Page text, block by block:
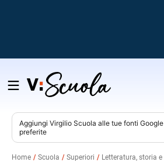
Salta
contenuto
Aggiungi Virgilio Scuola alle tue fonti Google
preferite
Home Scuola Superiori
Letteratura, storia